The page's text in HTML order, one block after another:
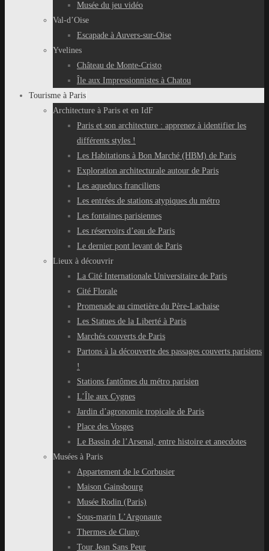
Musée du jeu vidéo
Val-d’Oise
Escapade à Auvers-sur-Oise
Yvelines
Château de Monte-Cristo
Île aux Impressionnistes à Chatou
Tourisme à Paris
Architecture à Paris et en IdF
Paris et son architecture : apprenez à identifier les
différents styles !
Les Habitations à Bon Marché (HBM) de Paris
Exploration architecturale autour de Paris
Les aqueducs franciliens
Les entrées de stations atypiques du métro
Les fontaines parisiennes
Les réservoirs d’eau de Paris
Le dernier pont levant de Paris
Lieux à découvrir
La Cité Internationale Universitaire de Paris
Cité Florale
Promenade au cimetière du Père-Lachaise
Les Statues de la Liberté à Paris
Marchés couverts de Paris
Partons à la découverte des passages couverts parisiens
!
Stations fantômes du métro parisien
L’Île aux Cygnes
Jardin d’agronomie tropicale de Paris
Place des Vosges
Le Bassin de l’Arsenal, entre histoire et anecdotes
Musées à Paris
Appartement de le Corbusier
Maison Gainsbourg
Musée Rodin (Paris)
Sous-marin L’Argonaute
Thermes de Cluny
Tour Jean Sans Peur